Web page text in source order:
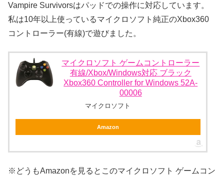
Vampire Survivorsはパッドでの操作に対応しています。
私は10年以上使っているマイクロソフト純正のXbox360
コントローラー(有線)で遊びました。
マイクロソフト ゲームコントローラー
有線/Xbox/Windows対応 ブラック
Xbox360 Controller for Windows 52A-
00006
マイクロソフト
Amazon
※どうもAmazonを見るとこのマイクロソフト ゲームコン